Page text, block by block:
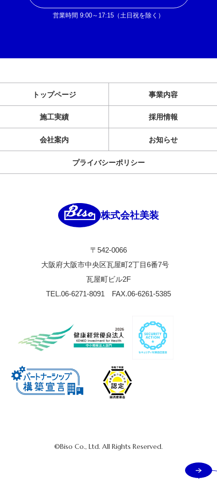
営業時間 9:00～17:15（土日祝を除く）
トップページ 事業内容
施工実績 採用情報
会社案内 お知らせ
プライバシーポリシー
株式会社美装
〒542-0066
大阪府大阪市中央区瓦屋町2丁目6番7号
瓦屋町ビル2F
TEL.06-6271-8091 FAX.06-6261-5385
©Biso Co., Ltd. All Rights Reserved.